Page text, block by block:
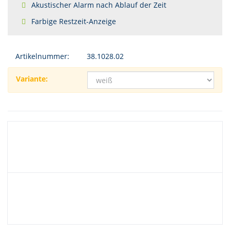
Akustischer Alarm nach Ablauf der Zeit
Farbige Restzeit-Anzeige
Artikelnummer: 38.1028.02
Variante: